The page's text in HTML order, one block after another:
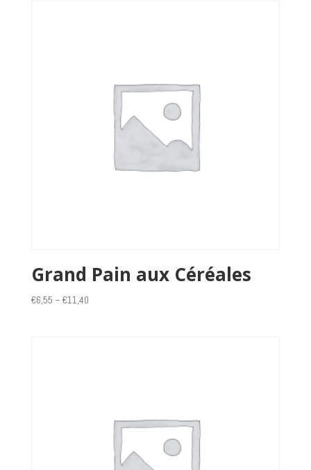
Grand Pain aux Céréales
€6,55 – €11,40